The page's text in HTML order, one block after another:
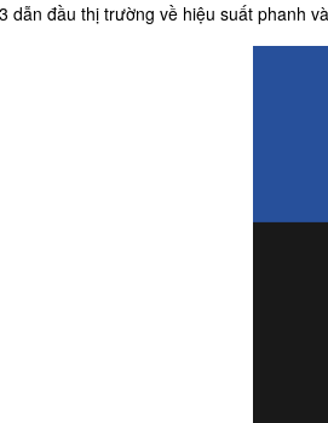
dẫn đầu thị trường về hiệu suất phanh